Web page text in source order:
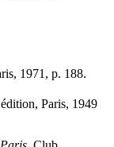
1971, p. 188.
édition, Paris, 1949